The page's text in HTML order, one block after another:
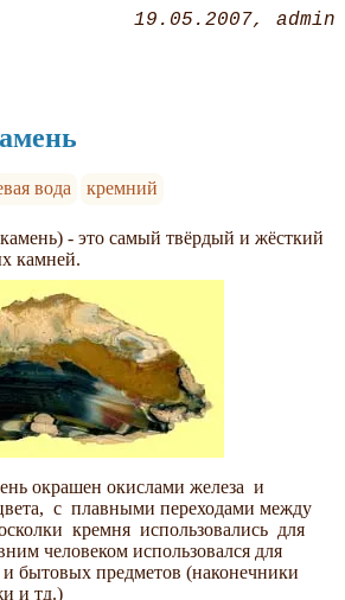
19.05.2007 admin
вода кремний
- это самый твёрдый и жёсткий
камней.
окрашен окислами железа и
с плавными переходами между
кремня использовались для
человеком использовался для
бытовых предметов (наконечники
и тд.)